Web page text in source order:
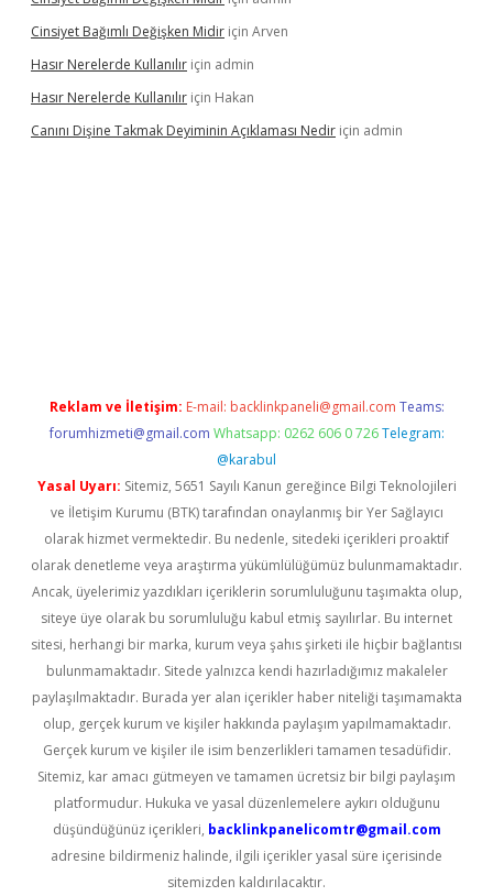
Cinsiyet Bağımlı Değişken Midir için Arven
Hasır Nerelerde Kullanılır için admin
Hasır Nerelerde Kullanılır için Hakan
Canını Dişine Takmak Deyiminin Açıklaması Nedir için admin
Reklam ve İletişim: E-mail: backlinkpaneli@gmail.com Teams:
forumhizmeti@gmail.com Whatsapp: 0262 606 0 726 Telegram:
@karabul
Yasal Uyarı: Sitemiz, 5651 Sayılı Kanun gereğince Bilgi Teknolojileri
ve İletişim Kurumu (BTK) tarafından onaylanmış bir Yer Sağlayıcı
olarak hizmet vermektedir. Bu nedenle, sitedeki içerikleri proaktif
olarak denetleme veya araştırma yükümlülüğümüz bulunmamaktadır.
Ancak, üyelerimiz yazdıkları içeriklerin sorumluluğunu taşımakta olup,
siteye üye olarak bu sorumluluğu kabul etmiş sayılırlar. Bu internet
sitesi, herhangi bir marka, kurum veya şahıs şirketi ile hiçbir bağlantısı
bulunmamaktadır. Sitede yalnızca kendi hazırladığımız makaleler
paylaşılmaktadır. Burada yer alan içerikler haber niteliği taşımamakta
olup, gerçek kurum ve kişiler hakkında paylaşım yapılmamaktadır.
Gerçek kurum ve kişiler ile isim benzerlikleri tamamen tesadüfidir.
Sitemiz, kar amacı gütmeyen ve tamamen ücretsiz bir bilgi paylaşım
platformudur. Hukuka ve yasal düzenlemelere aykırı olduğunu
düşündüğünüz içerikleri, backlinkpanelicomtr@gmail.com
adresine bildirmeniz halinde, ilgili içerikler yasal süre içerisinde
sitemizden kaldırılacaktır.